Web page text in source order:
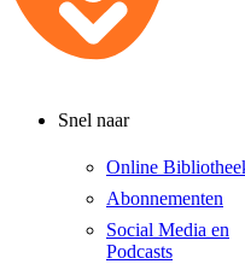
Snel naar
Online
Abonnementen
Social Media en
Podcasts